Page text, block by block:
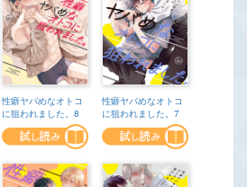
性癖ヤバめなオトコ
に狙われました。8
性癖ヤバめなオトコ
に狙われました。7